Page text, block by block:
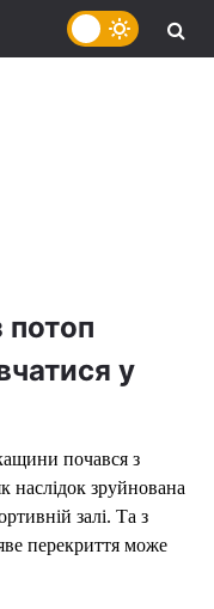
у
почався з
наслідок зруйнована
залі. Та з
перекриття може